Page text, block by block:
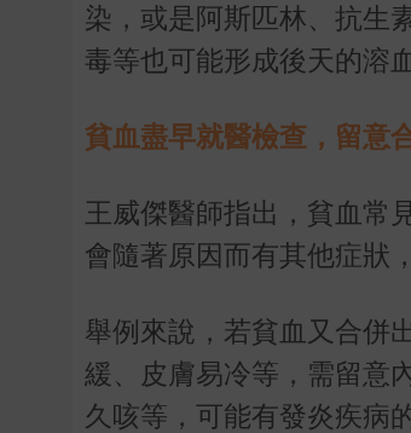
染，或是阿斯匹林、抗生
毒等也可能形成後天的溶
貧血盡早就醫檢查，留意
王威傑醫師指出，貧血常
會隨著原因而有其他症狀
舉例來說，若貧血又合併
緩、皮膚易冷等，需留意
久咳等，可能有發炎疾病